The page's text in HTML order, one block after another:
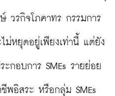
วรกิจโภคาทร กรรมการ
ม่หยุดอยู่เพียงเท่านี้ แต่ยัง
กอบการ SMEs รายย่อย
พอิสระ หรือกลุ่ม SMEs